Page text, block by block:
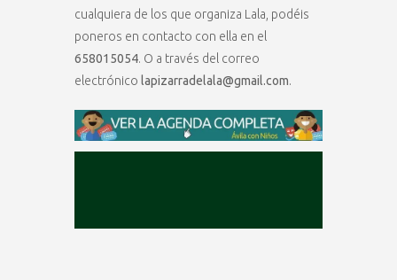
cualquiera de los que organiza Lala, podéis
poneros en contacto con ella en el
658015054. O a través del correo
electrónico lapizarradelala@gmail.com.